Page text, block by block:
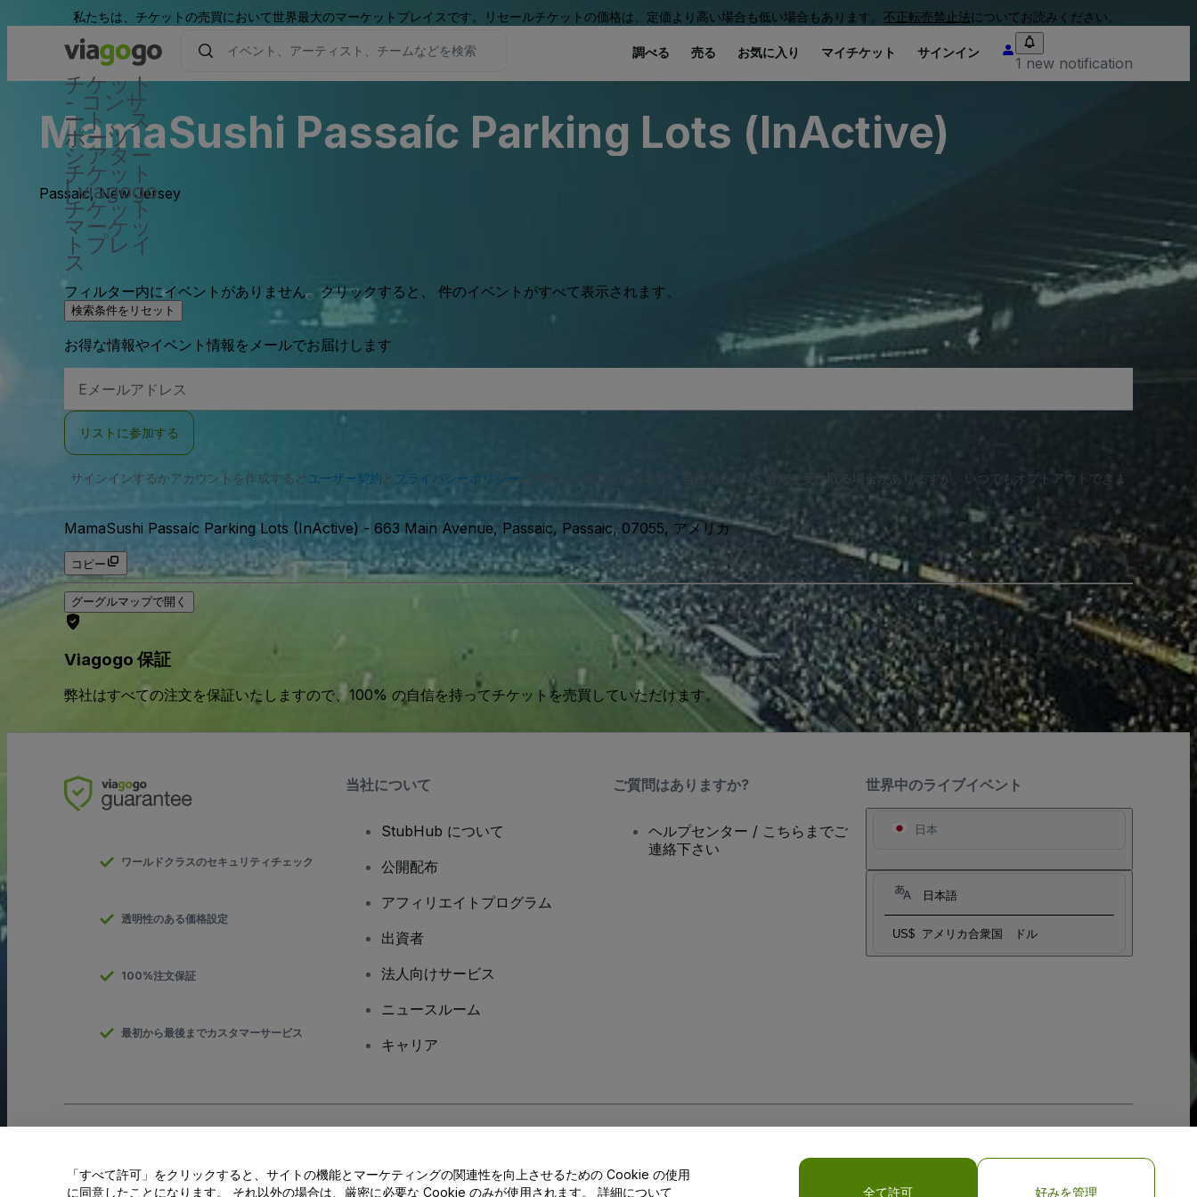
私たちは、チケットの売買において世界最大のマーケットプレイスです。リセールチケットの価格は、定価より高い場合も低い場合もあります。 不正転売禁止法についてお読みください。
チケット
- コンサ
ート、ス
ポーツ 、
シアター
チケット
| viagogo
チケット
マーケッ
トプレイ
ス
調べる 売る お気に入り マイチケット サインイン
1 new notification
MamaSushi Passaíc Parking Lots (InActive)
Passaic, New Jersey
フィルター内にイベントがありません。クリックすると、 件のイベントがすべて表示されます。
検索条件をリセット
お得な情報やイベント情報をメールでお届けします
メ
ア
ス
リストに参加する
サインインするかアカウントを作成すると ユーザー契約 と プライバシーポリシー に同意したものとなります。当社から SMS 通知を受け取る場合がありますが、いつでもオプトアウトできま
MamaSushi Passaíc Parking Lots (InActive) - 663 Main Avenue, Passaic, Passaic, 07055, アメリカ
コピー
グーグルマップで開く
Viagogo 保証
弊社はすべての注文を保証いたしますので、100% の自信を持ってチケットを売買していただけます。
世界中のライブイベント
日本
日本語
US$ アメリカ合衆国 ドル
ワールドクラスのセキュリティチェック
透明性のある価格設定
100%注文保証
最初から最後までカスタマーサービス
当社について
StubHub について
公開配布
アフィリエイトプログラム
出資者
法人向けサービス
ニュースルーム
キャリア
ご質問はありますか?
ヘルプセンター / こちらまでご
連絡下さい
私の個人情報を共有しない/あなたのプライバシーの選択
「すべて許可」をクリックすると、サイトの機能とマーケティングの関連性を向上させるための Cookie の使用
に同意したことになります。 それ以外の場合は、厳密に必要な Cookie のみが使用されます。 詳細について
全て許可 好みを管理